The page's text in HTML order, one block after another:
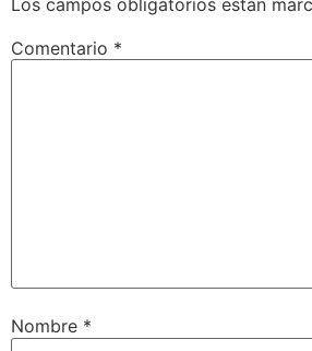
Los campos obligatorios están
Comentario *
Nombre *